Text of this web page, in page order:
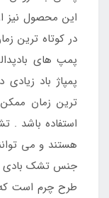
این محصول نیز
در کوتاه ترین
پمپ های
پمپاژ باد
ترین زمان
استفاده باشد .
هستند و می
جنس تشک بادی
طرح چرم است که